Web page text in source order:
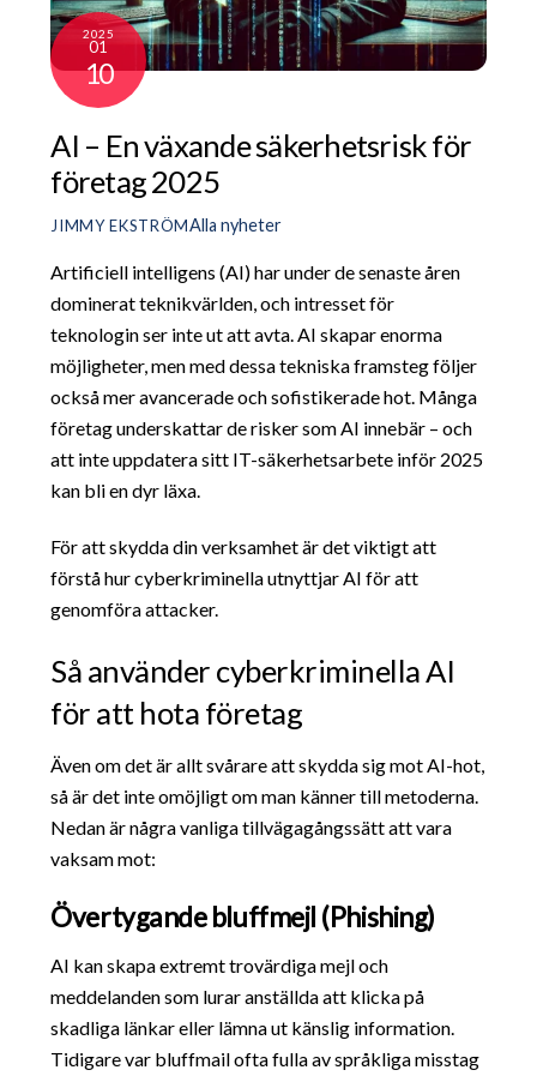
2025
01
10
AI – En växande säkerhetsrisk för
företag 2025
JIMMY EKSTRÖMAlla nyheter
Artificiell intelligens (AI) har under de senaste åren
dominerat teknikvärlden, och intresset för
teknologin ser inte ut att avta. AI skapar enorma
möjligheter, men med dessa tekniska framsteg följer
också mer avancerade och sofistikerade hot. Många
företag underskattar de risker som AI innebär – och
att inte uppdatera sitt IT-säkerhetsarbete inför 2025
kan bli en dyr läxa.
För att skydda din verksamhet är det viktigt att
förstå hur cyberkriminella utnyttjar AI för att
genomföra attacker.
Så använder cyberkriminella AI
för att hota företag
Även om det är allt svårare att skydda sig mot AI-hot,
så är det inte omöjligt om man känner till metoderna.
Nedan är några vanliga tillvägagångssätt att vara
vaksam mot:
Övertygande bluffmejl (Phishing)
AI kan skapa extremt trovärdiga mejl och
meddelanden som lurar anställda att klicka på
skadliga länkar eller lämna ut känslig information.
Tidigare var bluffmail ofta fulla av språkliga misstag